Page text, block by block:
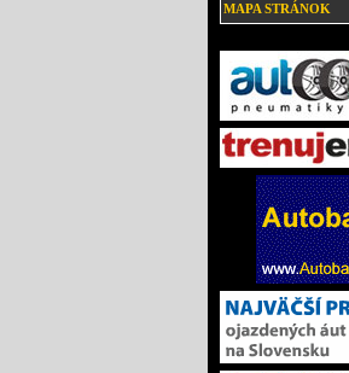
MAPA STRÁNOK